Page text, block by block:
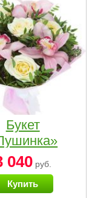
Букет
040руб.
Купить